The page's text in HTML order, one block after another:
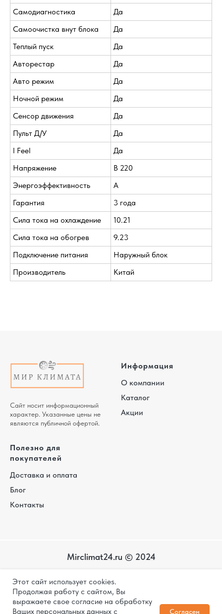
Этот сайт использует cookies.
Продолжая работу с сайтом, Вы
выражаете свое согласие на обработку
Ваших персональных данных с
Согласен
Самодиагностика
Да
Самоочистка внут блока
Да
Теплый пуск
Да
Авторестар
Да
Авто режим
Да
Ночной режим
Да
Сенсор движения
Да
Пульт Д/У
Да
I Feel
Да
Напряжение
В 220
Энергоэффективность
A
Гарантия
3 года
Сила тока на охлаждение
10.21
Сила тока на обогрев
9.23
Подключение питания
Наружный блок
Производитель
Китай
Сайт носит информационный
характер. Указанные цены не
являются публичной офертой.
Информация
О компании
Каталог
Акции
Полезно для
покупателей
Доставка и оплата
Блог
Контакты
Mirclimat24.ru © 2024
сайта
Политика конфиденциальности
Дизайн и разработка